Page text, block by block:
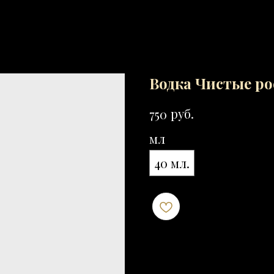
Водка Чистые
750 руб.
мл
40 мл.